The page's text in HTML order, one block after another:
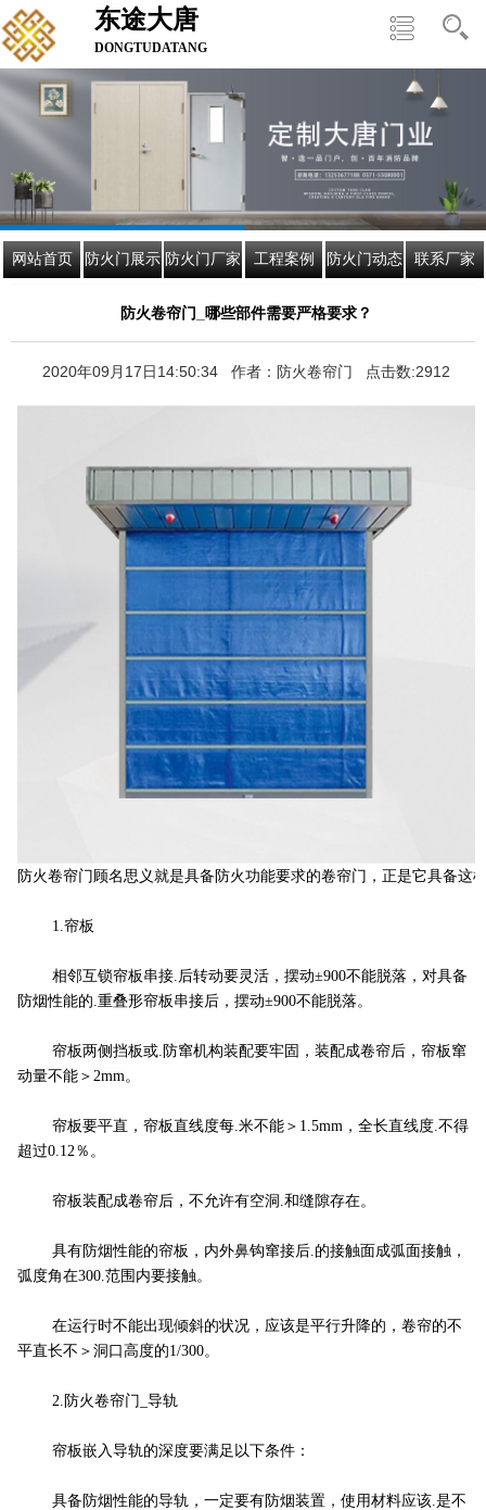
东途大唐
DONGTUDATANG
网站首页 防火门展示 防火门厂家 工程案例 防火门动态 联系厂家
防火卷帘门_哪些部件需要严格要求？
2020年09月17日14:50:34 作者：防火卷帘门 点击数:2912
防火卷帘门顾名思义就是具备防火功能要求的卷帘门，正是它具备
1.帘板
相邻互锁帘板串接.后转动要灵活，摆动±900不能脱落，对具备
防烟性能的.重叠形帘板串接后，摆动±900不能脱落。
帘板两侧挡板或.防窜机构装配要牢固，装配成卷帘后，帘板窜
动量不能＞2mm。
帘板要平直，帘板直线度每.米不能＞1.5mm，全长直线度.不得
超过0.12％。
帘板装配成卷帘后，不允许有空洞.和缝隙存在。
具有防烟性能的帘板，内外鼻钩窜接后.的接触面成弧面接触，
弧度角在300.范围内要接触。
在运行时不能出现倾斜的状况，应该是平行升降的，卷帘的不
平直长不＞洞口高度的1/300。
2.防火卷帘门_导轨
帘板嵌入导轨的深度要满足以下条件：
具备防烟性能的导轨，一定要有防烟装置，使用材料应该.是不